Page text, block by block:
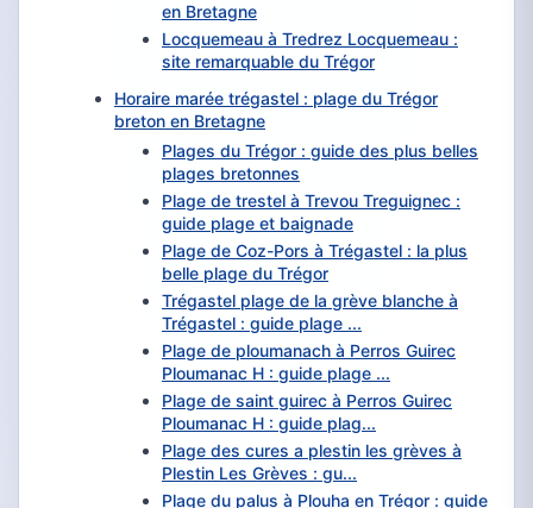
en Bretagne
Locquemeau à Tredrez Locquemeau :
site remarquable du Trégor
Horaire marée trégastel : plage du Trégor
breton en Bretagne
Plages du Trégor : guide des plus belles
plages bretonnes
Plage de trestel à Trevou Treguignec :
guide plage et baignade
Plage de Coz-Pors à Trégastel : la plus
belle plage du Trégor
Trégastel plage de la grève blanche à
Trégastel : guide plage ...
Plage de ploumanach à Perros Guirec
Ploumanac H : guide plage ...
Plage de saint guirec à Perros Guirec
Ploumanac H : guide plag...
Plage des cures a plestin les grèves à
Plestin Les Grèves : gu...
Plage du palus à Plouha en Trégor : guide